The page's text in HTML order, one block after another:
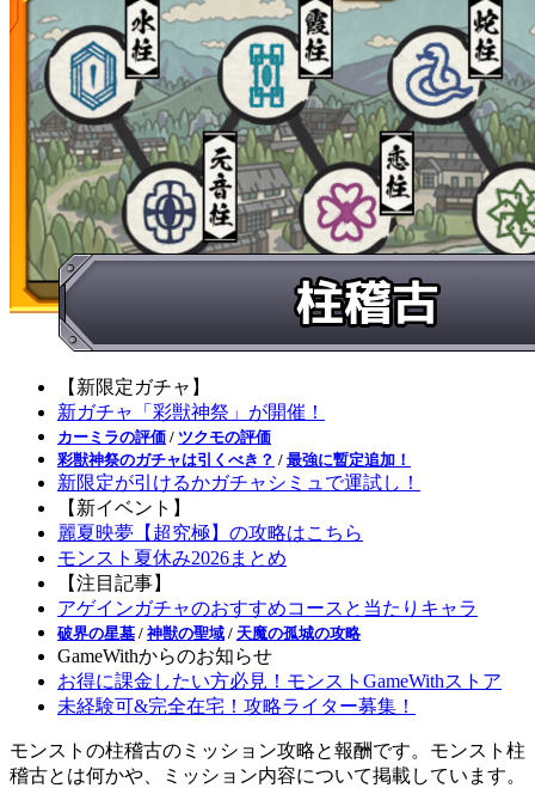
【新限定ガチャ】
新ガチャ「彩獣神祭」が開催！
カーミラの評価 / ツクモの評価
彩獣神祭のガチャは引くべき？ / 最強に暫定追加！
新限定が引けるかガチャシミュで運試し！
【新イベント】
麗夏映夢【超究極】の攻略はこちら
モンスト夏休み2026まとめ
【注目記事】
アゲインガチャのおすすめコースと当たりキャラ
破界の星墓 / 神獣の聖域 / 天魔の孤城の攻略
GameWithからのお知らせ
お得に課金したい方必見！モンストGameWithストア
未経験可&完全在宅！攻略ライター募集！
モンストの柱稽古のミッション攻略と報酬です。モンスト柱
稽古とは何かや、ミッション内容について掲載しています。